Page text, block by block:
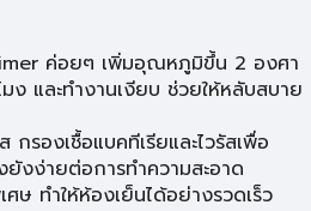
ค่อยๆ เพิ่มอุณหภูมิขึ้น 2 องศา
ง และทำงานเงียบ ช่วยให้หลับสบาย
กรองเชื้อแบคทีเรียและไวรัสเพื่อ
งง่ายต่อการทำความสะอาด
ศษ ทำให้ห้องเย็นได้อย่างรวดเร็ว